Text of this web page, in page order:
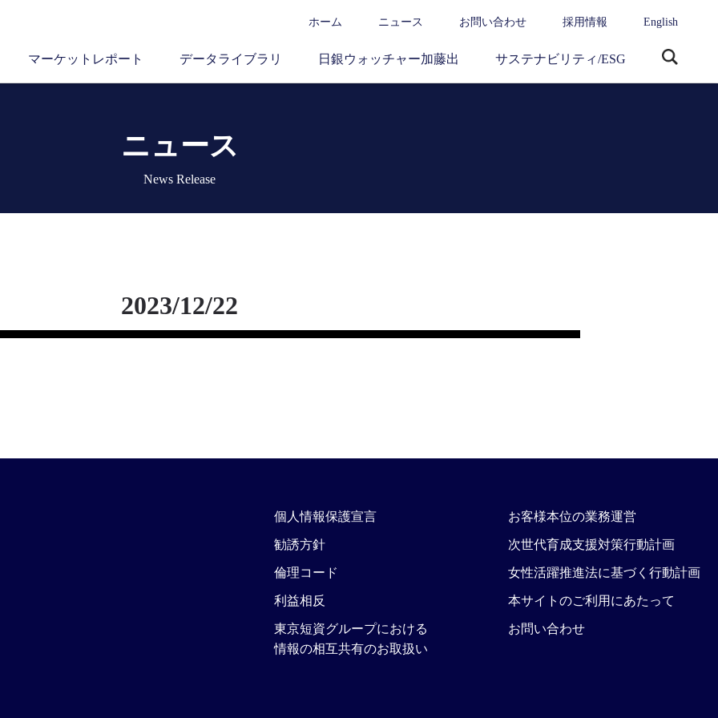
ホーム ニュース お問い合わせ 採用情報 English
マーケットレポート データライブラリ 日銀ウォッチャー加藤出 サステナビリティ/ESG
ニュース
News Release
2023/12/22
個人情報保護宣言
勧誘方針
倫理コード
利益相反
東京短資グループにおける
情報の相互共有のお取扱い
お客様本位の業務運営
次世代育成支援対策行動計画
女性活躍推進法に基づく行動計画
本サイトのご利用にあたって
お問い合わせ